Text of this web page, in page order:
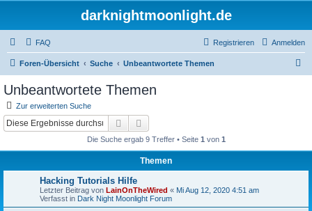
darknightmoonlight.de
FAQ Anmelden
Registrieren
Foren-Übersicht Suche Unbeantwortete Themen
Unbeantwortete Themen
Zur erweiterten Suche
Suche
Die Suche ergab 9 Treffer • Seite 1 von 1
Themen
Hacking Tutorials Hilfe
Letzter Beitrag von LainOnTheWired « Mi Aug 12, 2020 4:51 am
Verfasst in Dark Night Moonlight Forum